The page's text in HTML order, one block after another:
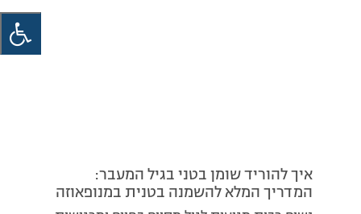
איך להוריד שומן בטני בגיל המעבר:
המדריך המלא להשמנה בטנית במנופאוזה